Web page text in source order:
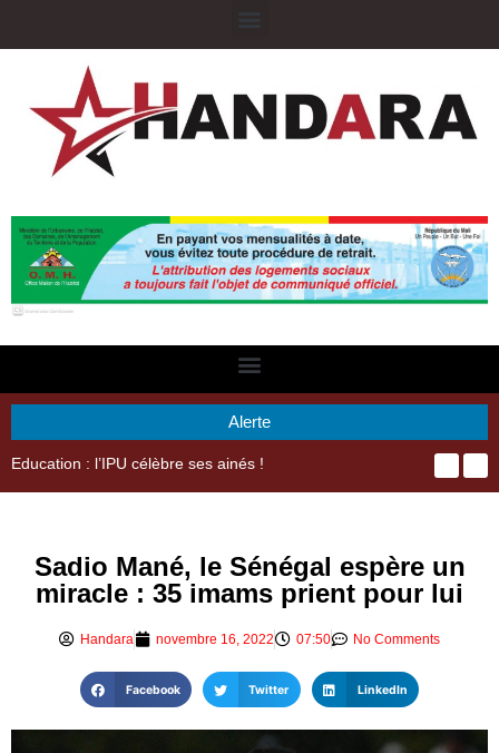
Alerte
Sadio Mané, le Sénégal espère un
miracle : 35 imams prient pour lui
Handara novembre 16, 2022 07:50 No Comments
Facebook Twitter LinkedIn